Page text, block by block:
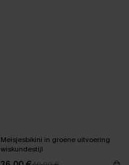
Meisjesbikini in groene uitvoering
wiskundestijl